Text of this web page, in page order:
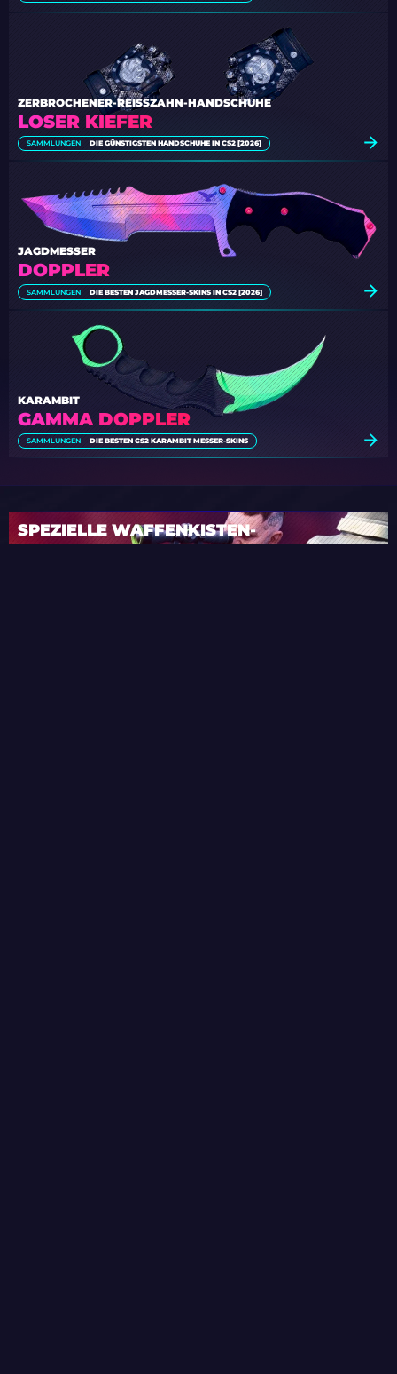
LOSER KIEFER
ZERBROCHENER-REISSZAHN-HANDSCHUHE
SAMMLUNGEN DIE GÜNSTIGSTEN HANDSCHUHE IN CS2 [2026]
DOPPLER
JAGDMESSER
SAMMLUNGEN DIE BESTEN JAGDMESSER-SKINS IN CS2 [2026]
GAMMA DOPPLER
KARAMBIT
SAMMLUNGEN DIE BESTEN CS2 KARAMBIT MESSER-SKINS
SPEZIELLE WAFFENKISTEN-
WERBEGESCHENK